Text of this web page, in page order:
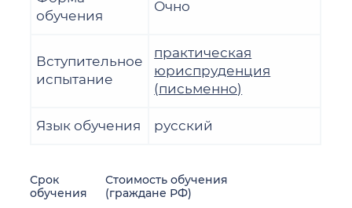
обучения
Очно
Вступительное
испытание
практическая
юриспруденция
(письменно)
Язык обучения русский
Срок
обучения
Стоимость обучения
(граждане РФ)